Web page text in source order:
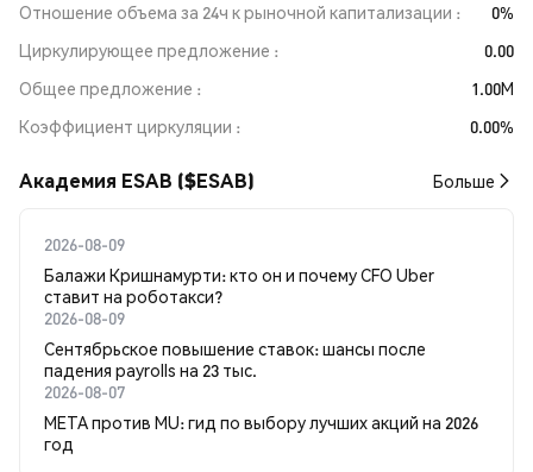
Отношение объема за 24ч к рыночной капитализации
0%
Циркулирующее предложение
0.00
Общее предложение
1.00M
Коэффициент циркуляции
0.00%
Академия ESAB ($ESAB) Больше
2026-08-09
Балажи Кришнамурти: кто он и почему CFO Uber
ставит на роботакси?
2026-08-09
Сентябрьское повышение ставок: шансы после
падения payrolls на 23 тыс.
2026-08-07
META против MU: гид по выбору лучших акций на 2026
год